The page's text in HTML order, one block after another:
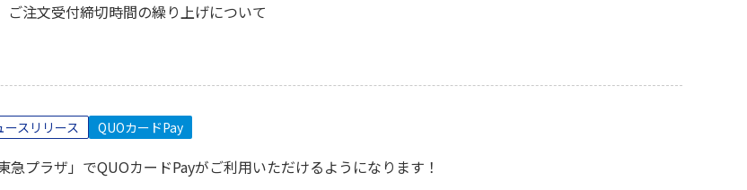
ご注文受付締切時間の繰り上げについて
ースリリース QUOカードPay
急プラザ」でQUOカードPayがご利用いただけるようになります！